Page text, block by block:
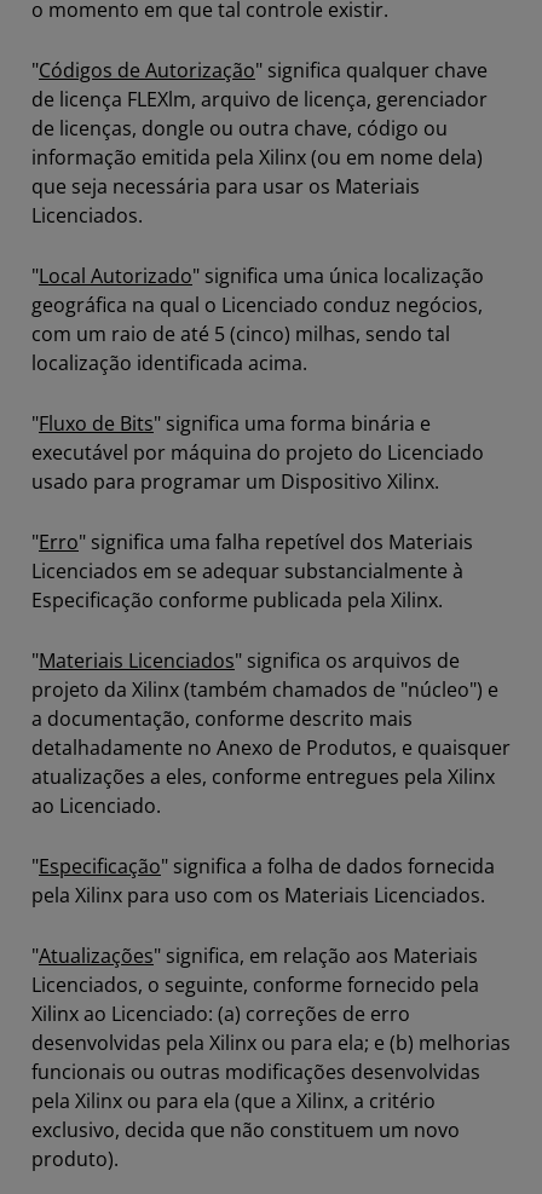
o momento em que tal controle existir.
"Códigos de Autorização" significa qualquer chave
de licença FLEXlm, arquivo de licença, gerenciador
de licenças, dongle ou outra chave, código ou
informação emitida pela Xilinx (ou em nome dela)
que seja necessária para usar os Materiais
Licenciados.
"Local Autorizado" significa uma única localização
geográfica na qual o Licenciado conduz negócios,
com um raio de até 5 (cinco) milhas, sendo tal
localização identificada acima.
"Fluxo de Bits" significa uma forma binária e
executável por máquina do projeto do Licenciado
usado para programar um Dispositivo Xilinx.
"Erro" significa uma falha repetível dos Materiais
Licenciados em se adequar substancialmente à
Especificação conforme publicada pela Xilinx.
"Materiais Licenciados" significa os arquivos de
projeto da Xilinx (também chamados de "núcleo") e
a documentação, conforme descrito mais
detalhadamente no Anexo de Produtos, e quaisquer
atualizações a eles, conforme entregues pela Xilinx
ao Licenciado.
"Especificação" significa a folha de dados fornecida
pela Xilinx para uso com os Materiais Licenciados.
"Atualizações" significa, em relação aos Materiais
Licenciados, o seguinte, conforme fornecido pela
Xilinx ao Licenciado: (a) correções de erro
desenvolvidas pela Xilinx ou para ela; e (b) melhorias
funcionais ou outras modificações desenvolvidas
pela Xilinx ou para ela (que a Xilinx, a critério
exclusivo, decida que não constituem um novo
produto).